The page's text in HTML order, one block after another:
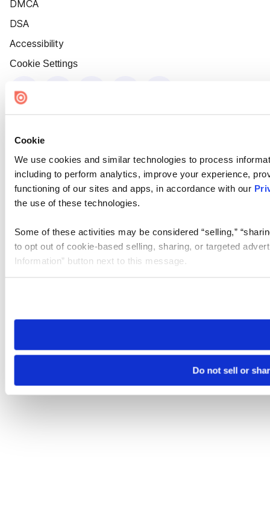
Cookie
We use cookies and similar technologies to process
including to perform analytics, improve your experience,
functioning of our sites and apps, in accordance with our
the use of these technologies.
Some of these activities may be considered “selling,”
to opt out of cookie-based selling, sharing, or targeted
Information” button next to this message.
need to be set again.
Do not sell or
DMCA
DSA
Accessibility
Cookie Settings